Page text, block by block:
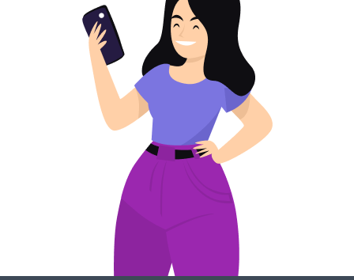
"In the Shadow of the
Moon" (Mystery
Thriller)
"In the Shadow of the
Moon", directed by
visionary filmmaker Denis
Villeneuve, is a gripping
mystery thriller that
unfolds across multiple
timelines and dimensions.
When a detective
becomes obsessed with a